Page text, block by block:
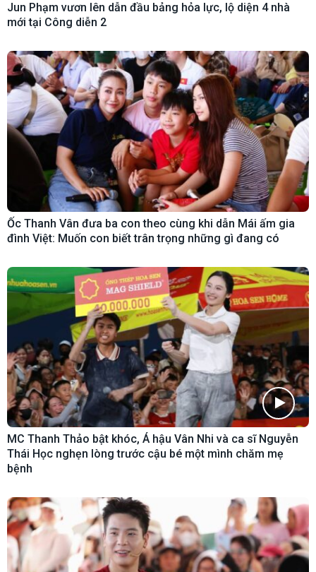
Jun Phạm vươn lên dẫn đầu bảng hỏa lực, lộ diện 4 nhà
mới tại Công diễn 2
Ốc Thanh Vân đưa ba con theo cùng khi dẫn Mái ấm gia
đình Việt: Muốn con biết trân trọng những gì đang có
MC Thanh Thảo bật khóc, Á hậu Vân Nhi và ca sĩ Nguyễn
Thái Học nghẹn lòng trước cậu bé một mình chăm mẹ
bệnh